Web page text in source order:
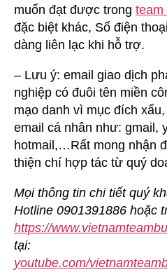
muốn đạt được trong team
đặc biệt khác, Số điện
dàng liên lạc khi hỗ trợ.
– Lưu ý: email giao dịch
nghiệp có đuôi tên miền
mạo danh vì mục đích xấu,
email cá nhân như: gmail,
hotmail,…Rất mong nhận
thiện chí hợp tác từ quý
Mọi thông tin chi tiết quý
Hotline 0901391886 hoặc
https://
tại:
youtube.com/